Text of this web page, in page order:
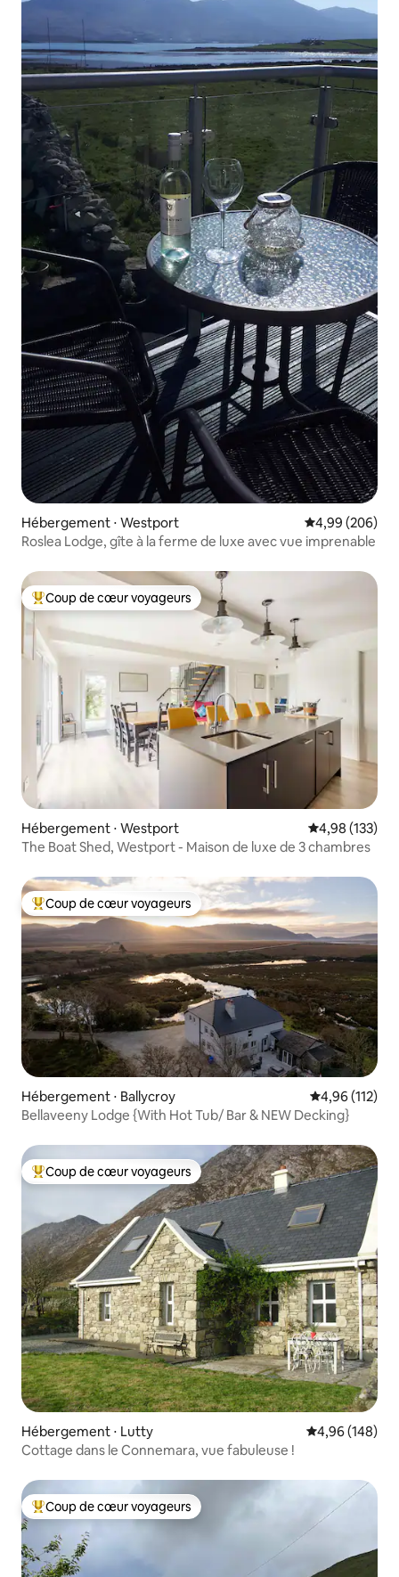
Hébergement ⋅ Westport Évaluation
4,99 (206)
Roslea Lodge, gîte à la ferme de luxe avec vue imprenable
Coups de cœur voyageurs les plus appréciés
Coup de cœur voyageurs
Hébergement ⋅ Westport Évaluation
4,98 (133)
The Boat Shed, Westport - Maison de luxe de 3 chambres
Coups de cœur voyageurs les plus appréciés
Coup de cœur voyageurs
Hébergement ⋅ Ballycroy Évaluation
4,96 (112)
Bellaveeny Lodge {With Hot Tub/ Bar & NEW Decking}
Coups de cœur voyageurs les plus appréciés
Coup de cœur voyageurs
Hébergement ⋅ Lutty Évaluation
4,96 (148)
Cottage dans le Connemara, vue fabuleuse !
Coups de cœur voyageurs les plus appréciés
Coup de cœur voyageurs